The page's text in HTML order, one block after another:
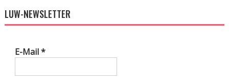
LUW-NEWSLETTER
E-Mail*